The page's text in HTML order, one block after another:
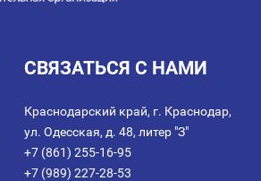
СВЯЗАТЬСЯ С НАМИ
Краснодарский край, г. Краснодар,
ул. Одесская, д. 48, литер "З"
+7 (861) 255-16-95
+7 (989) 227-28-53